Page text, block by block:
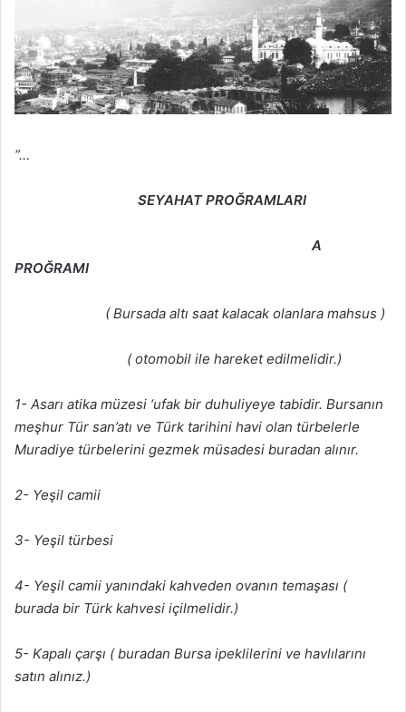
“…
SEYAHAT PROĞRAMLARI
A
PROĞRAMI
( Bursada altı saat kalacak olanlara mahsus )
( otomobil ile hareket edilmelidir.)
1- Asarı atika müzesi ‘ufak bir duhuliyeye tabidir. Bursanın
meşhur Tür san’atı ve Türk tarihini havi olan türbelerle
Muradiye türbelerini gezmek müsadesi buradan alınır.
2- Yeşil camii
3- Yeşil türbesi
4- Yeşil camii yanındaki kahveden ovanın temaşası (
burada bir Türk kahvesi içilmelidir.)
5- Kapalı çarşı ( buradan Bursa ipeklilerini ve havlılarını
satın alınız.)